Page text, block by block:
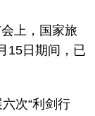
上，国家旅
15日期间，已
次“利剑行